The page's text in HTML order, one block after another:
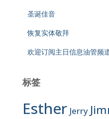
圣诞佳音
恢复实体敬拜
欢迎订阅主日信息油管频
标签
Esther Jerry